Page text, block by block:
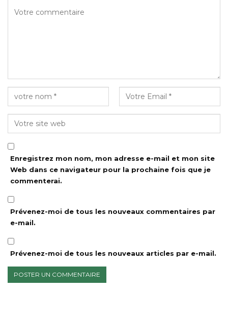
Enregistrez mon nom, mon adresse e-mail et mon site
Web dans ce navigateur pour la prochaine fois que je
commenterai.
Prévenez-moi de tous les nouveaux commentaires par
e-mail.
Prévenez-moi de tous les nouveaux articles par e-mail.